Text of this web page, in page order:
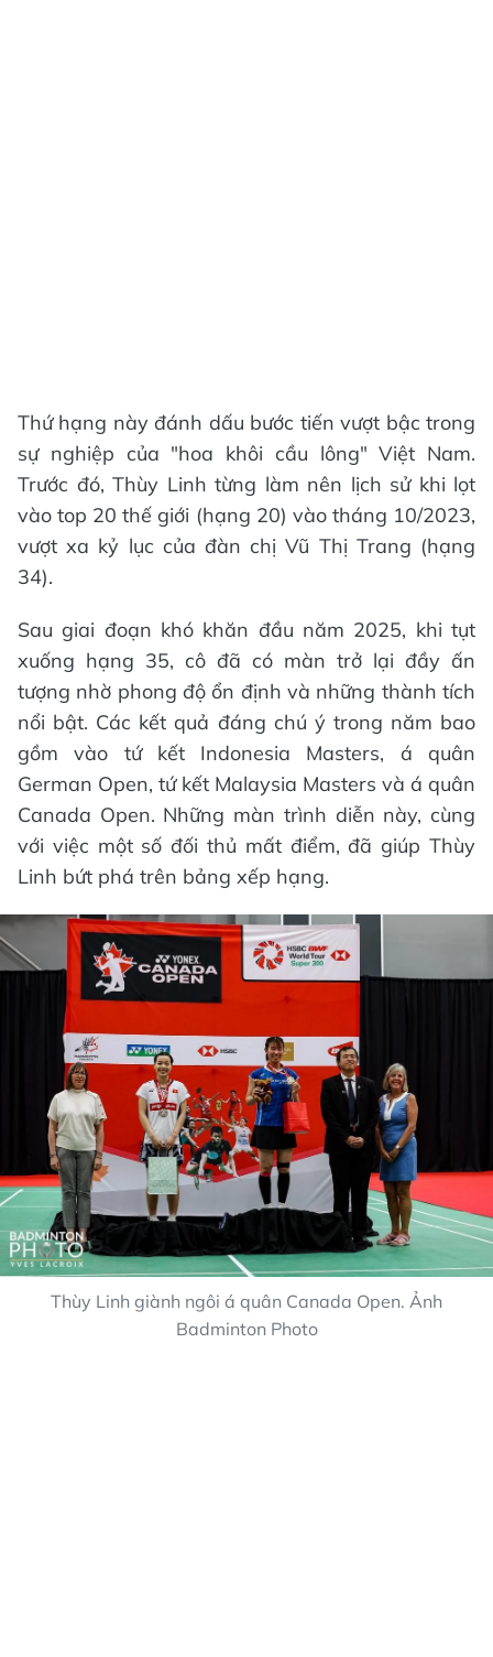
Thứ hạng này đánh dấu bước tiến vượt bậc trong
sự nghiệp của "hoa khôi cầu lông" Việt Nam.
Trước đó, Thùy Linh từng làm nên lịch sử khi lọt
vào top 20 thế giới (hạng 20) vào tháng 10/2023,
vượt xa kỷ lục của đàn chị Vũ Thị Trang (hạng
34).
Sau giai đoạn khó khăn đầu năm 2025, khi tụt
xuống hạng 35, cô đã có màn trở lại đầy ấn
tượng nhờ phong độ ổn định và những thành tích
nổi bật. Các kết quả đáng chú ý trong năm bao
gồm vào tứ kết Indonesia Masters, á quân
German Open, tứ kết Malaysia Masters và á quân
Canada Open. Những màn trình diễn này, cùng
với việc một số đối thủ mất điểm, đã giúp Thùy
Linh bứt phá trên bảng xếp hạng.
Thùy Linh giành ngôi á quân Canada Open. Ảnh
Badminton Photo